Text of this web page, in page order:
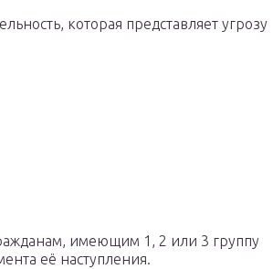
которая представляет угрозу
имеющим 1, 2 или 3 группу
её наступления.